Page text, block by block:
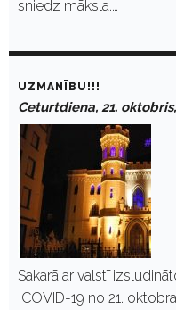
sniedz māksla.…
UZMANĪBU!!!
Ceturtdiena, 21.
Sakarā ar valstī
COVID-19 no 21.